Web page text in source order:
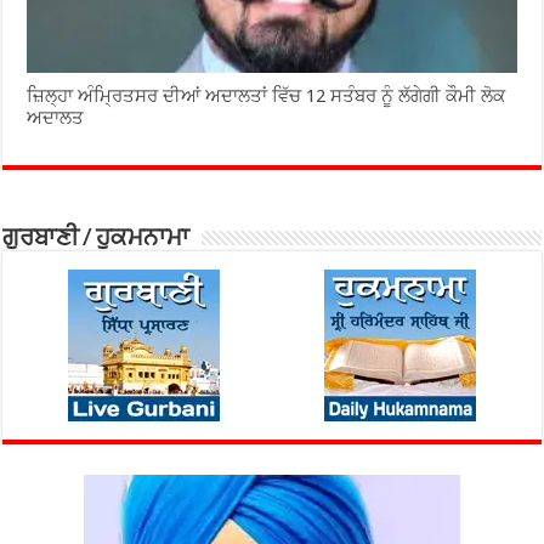
ਜ਼ਿਲ੍ਹਾ ਅੰਮ੍ਰਿਤਸਰ ਦੀਆਂ ਅਦਾਲਤਾਂ ਵਿੱਚ 12 ਸਤੰਬਰ ਨੂੰ ਲੱਗੇਗੀ ਕੌਮੀ ਲੋਕ
ਅਦਾਲਤ
ਗੁਰਬਾਣੀ / ਹੁਕਮਨਾਮਾ